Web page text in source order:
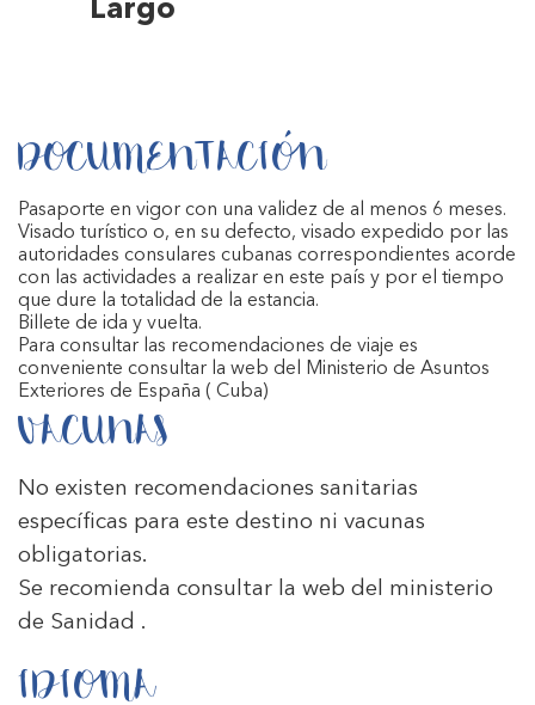
Largo
DOCUMENTACIÓN
Pasaporte en vigor con una validez de al menos 6 meses.
Visado turístico o, en su defecto, visado expedido por las
autoridades consulares cubanas correspondientes acorde
con las actividades a realizar en este país y por el tiempo
que dure la totalidad de la estancia.
Billete de ida y vuelta.
Para consultar las recomendaciones de viaje es
conveniente consultar la web del Ministerio de Asuntos
Exteriores de España ( Cuba)
VACUNAS
No existen recomendaciones sanitarias
específicas para este destino ni vacunas
obligatorias.
Se recomienda consultar la web del ministerio
de Sanidad .
IDIOMA